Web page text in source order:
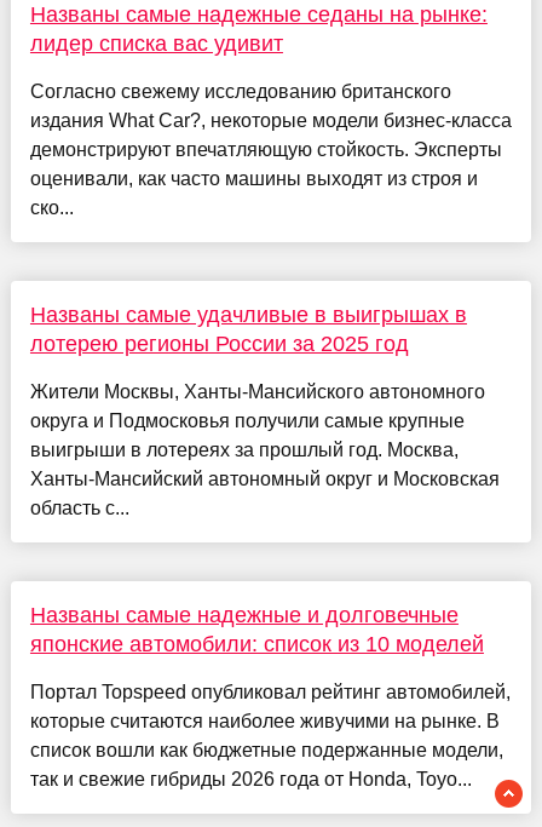
Названы самые надежные седаны на рынке:
лидер списка вас удивит
Согласно свежему исследованию британского
издания What Car?, некоторые модели бизнес-класса
демонстрируют впечатляющую стойкость. Эксперты
оценивали, как часто машины выходят из строя и
ско...
Названы самые удачливые в выигрышах в
лотерею регионы России за 2025 год
Жители Москвы, Ханты-Мансийского автономного
округа и Подмосковья получили самые крупные
выигрыши в лотереях за прошлый год. Москва,
Ханты-Мансийский автономный округ и Московская
область с...
Названы самые надежные и долговечные
японские автомобили: список из 10 моделей
Портал Topspeed опубликовал рейтинг автомобилей,
которые считаются наиболее живучими на рынке. В
список вошли как бюджетные подержанные модели,
так и свежие гибриды 2026 года от Honda, Toyo...